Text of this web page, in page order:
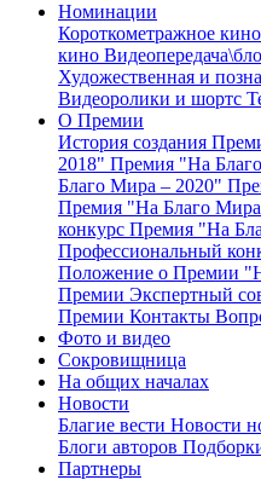
Номинации
Короткометражное
кино
Художественная и
Видеоролики и шортс
О Премии
История создания
2018" Премия "На
Благо Мира – 2020"
Премия "На Благо
конкурс Премия "На
Профессиональный
Положение о Премии
Премии Экспертный
Премии Контакты
Фото и видео
Сокровищница
На общих началах
Новости
Благие вести Новости
Блоги авторов
Партнеры